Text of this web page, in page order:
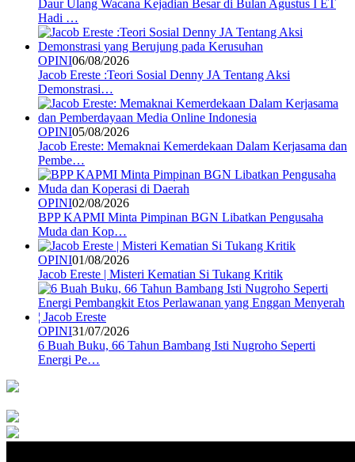
Daur Ulang Wacana Kejadian Besar di Bulan Agustus I ET
Hadi …
OPINI06/08/2026
Jacob Ereste :Teori Sosial Denny JA Tentang Aksi
Demonstrasi…
OPINI05/08/2026
Jacob Ereste: Memaknai Kemerdekaan Dalam Kerjasama dan
Pembe…
OPINI02/08/2026
BPP KAPMI Minta Pimpinan BGN Libatkan Pengusaha
Muda dan Kop…
OPINI01/08/2026
Jacob Ereste | Misteri Kematian Si Tukang Kritik
OPINI31/07/2026
6 Buah Buku, 66 Tahun Bambang Isti Nugroho Seperti
Energi Pe…